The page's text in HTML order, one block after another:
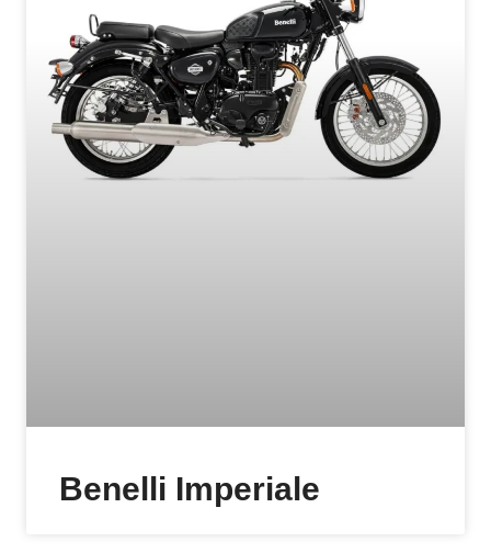
Benelli Imperiale